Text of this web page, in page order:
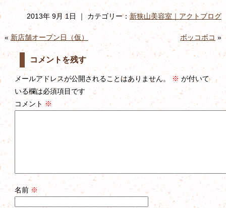
2013年 9月 1日 ｜ カテゴリー：新狭山美容室｜アクトブログ
« 新店舗オープン日（仮） ボッコボコ »
コメントを残す
メールアドレスが公開されることはありません。 ※ が付いて
いる欄は必須項目です
コメント ※
名前 ※